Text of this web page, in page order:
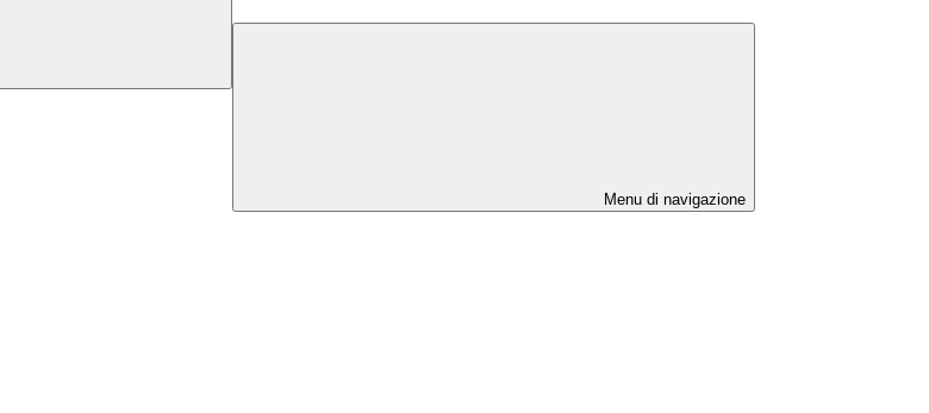
Menu di navigazione